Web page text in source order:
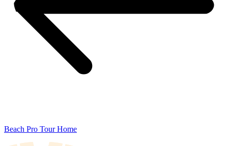
Beach Pro Tour Home